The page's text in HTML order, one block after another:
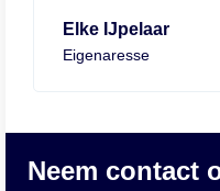
Elke IJpelaar
Eigenaresse
Neem contact